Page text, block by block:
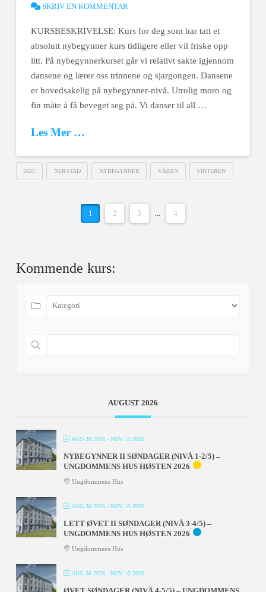
SKRIV EN KOMMENTAR
KURSBESKRIVELSE: Kurs for deg som har tatt et
absolutt nybegynner kurs tidligere eller vil friske opp
litt. På nybegynnerkurset går vi relativt sakte igjennom
dansene og lærer oss trinnene og sjargongen. Dansene
er hovedsakelig på nybegynner-nivå. Utrolig moro og
fin måte å få beveget seg på. Vi danser til all …
Les Mer …
2025 NERSTAD NYBEGYNNER VÅREN VINTEREN
1 2 3 4
Kommende kurs:
AUGUST 2026
AUG 30 2026- NOV 15 2026
NYBEGYNNER II SØNDAGER (NIVÅ 1-2/5) –
UNGDOMMENS HUS HØSTEN 2026
Ungdommens Hus
AUG 30 2026- NOV 15 2026
LETT ØVET II SØNDAGER (NIVÅ 3-4/5) –
UNGDOMMENS HUS HØSTEN 2026
Ungdommens Hus
AUG 30 2026- NOV 15 2026